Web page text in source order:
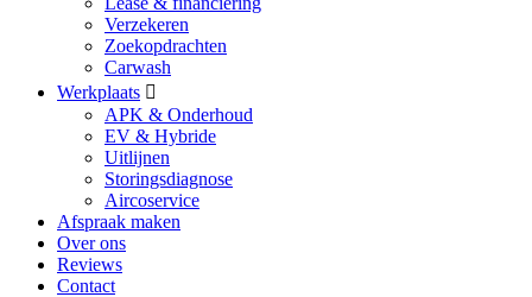
Verzekeren
Zoekopdrachten
Carwash
Werkplaats
APK & Onderhoud
EV & Hybride
Uitlijnen
Storingsdiagnose
Aircoservice
Afspraak maken
Over ons
Reviews
Contact